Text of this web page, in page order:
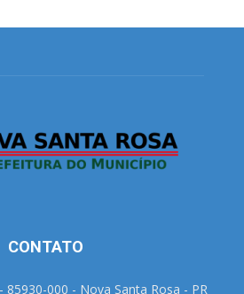
CONTATO
85930-000 - Nova Santa Rosa - PR